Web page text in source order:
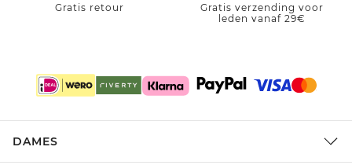
Gratis retour
Gratis verzending voor
leden vanaf 29€
DAMES